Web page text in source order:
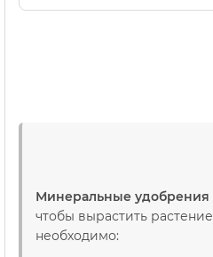
Минеральные удобрения
чтобы вырастить
необходимо: